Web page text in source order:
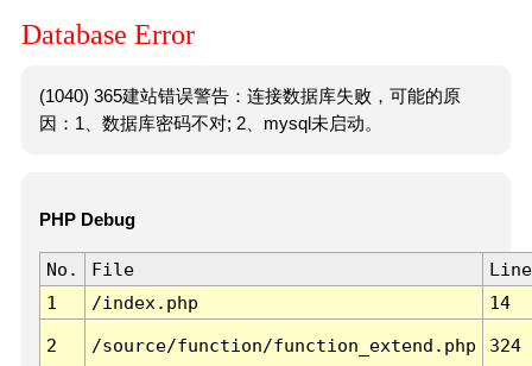
Database Error
(1040) 365建站错误警告：连接数据库失败，可能的原
因：1、数据库密码不对; 2、mysql未启动。
PHP Debug
No. File
Line
1
/index.php 14
2 /source/function/function_extend.php 324